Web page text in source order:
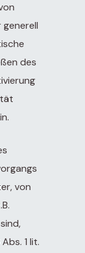
des
von
1 lit.